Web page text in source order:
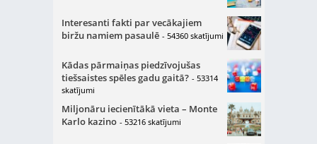
Interesanti fakti par vecākajiem
biržu namiem pasaulē - 54360 skatījumi
Kādas pārmaiņas piedzīvojušas
tiešsaistes spēles gadu gaitā? - 53314
skatījumi
Miljonāru iecienītākā vieta – Monte
Karlo kazino - 53216 skatījumi